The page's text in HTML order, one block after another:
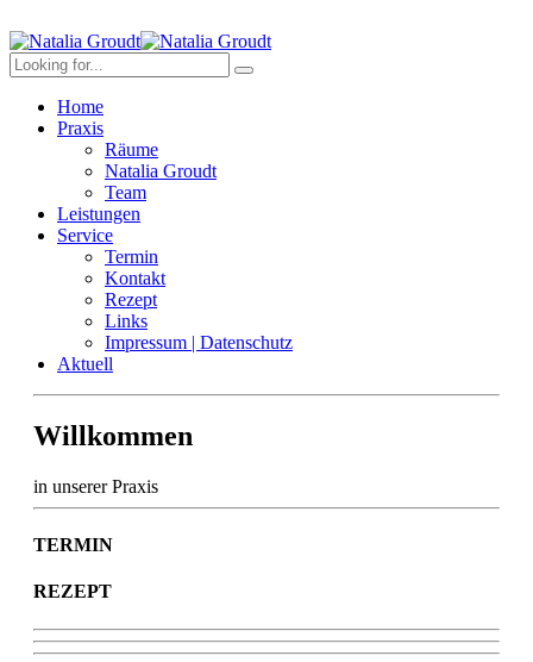
Home
Praxis
Räume
Natalia Groudt
Team
Leistungen
Service
Termin
Kontakt
Rezept
Links
Impressum | Datenschutz
Aktuell
Willkommen
in unserer Praxis
TERMIN
REZEPT